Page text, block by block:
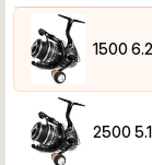
1500
2500